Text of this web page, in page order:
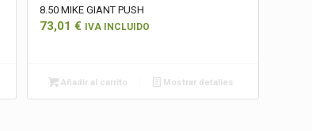
8.50 MIKE GIANT PUSH
73,01 € IVA INCLUIDO
Añadir al carrito Mostrar detalles